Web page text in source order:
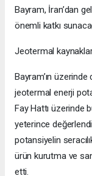
Bayram, İran’dan
önemli katkı
Jeotermal
Bayram’ın üzerinde
jeotermal enerji
Fay Hattı üzerinde
yeterince
potansiyelin
ürün kurutma ve
etti.